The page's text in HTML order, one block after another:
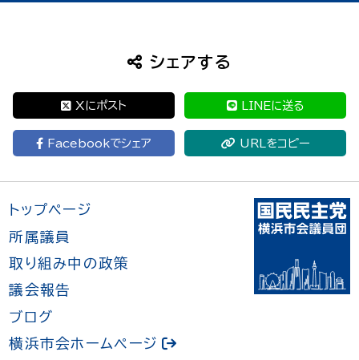
シェアする
Xにポスト LINEに送る
Facebookでシェア URLをコピー
トップページ
所属議員
取り組み中の政策
議会報告
ブログ
横浜市会ホームページ